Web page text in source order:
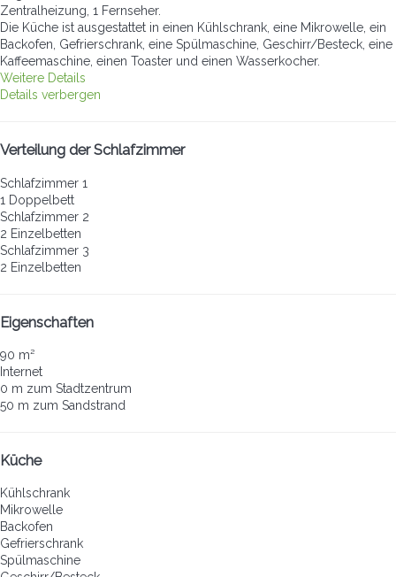
Zentralheizung, 1 Fernseher.
Die Küche ist ausgestattet in einen Kühlschrank, eine Mikrowelle, ein
Backofen, Gefrierschrank, eine Spülmaschine, Geschirr/Besteck, eine
Kaffeemaschine, einen Toaster und einen Wasserkocher.
Weitere Details
Details verbergen
Verteilung der Schlafzimmer
Schlafzimmer 1
1 Doppelbett
Schlafzimmer 2
2 Einzelbetten
Schlafzimmer 3
2 Einzelbetten
Eigenschaften
90 m²
Internet
0 m zum Stadtzentrum
50 m zum Sandstrand
Küche
Kühlschrank
Mikrowelle
Backofen
Gefrierschrank
Spülmaschine